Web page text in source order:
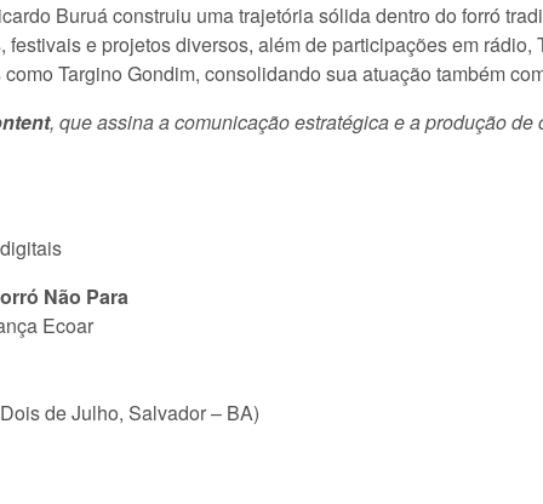
Buruá construiu uma trajetória sólida dentro do forró
e projetos diversos, além de participações em
Targino Gondim, consolidando sua atuação também
, que assina a comunicação estratégica e a produção de
Não Para
Ecoar
de Julho, Salvador – BA)